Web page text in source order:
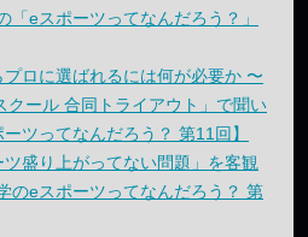
「eスポーツってなんだろう？」
ロに選ばれるには何が必要か 〜
クール 合同トライアウト」で聞い
ツってなんだろう？ 第11回】
盛り上がってない問題」を客観
のeスポーツってなんだろう？ 第